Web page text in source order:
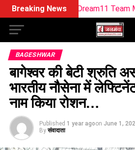
Breaking News
W Dream11 Team Match 24 |
BAGESHWAR
बागेश्वर की बेटी श्रुति
भारतीय नौसेना में
नाम किया रोशन…
Published 1 year agoon June 1,
By संवादाता